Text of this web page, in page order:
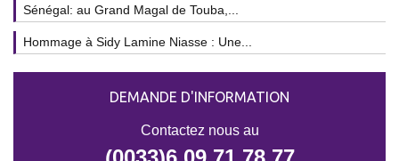
Sénégal: au Grand Magal de Touba,...
Hommage à Sidy Lamine Niasse : Une...
DEMANDE D'INFORMATION
Contactez nous au